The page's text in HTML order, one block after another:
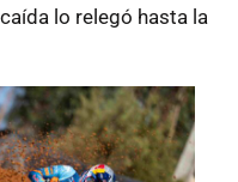
lo relegó hasta la